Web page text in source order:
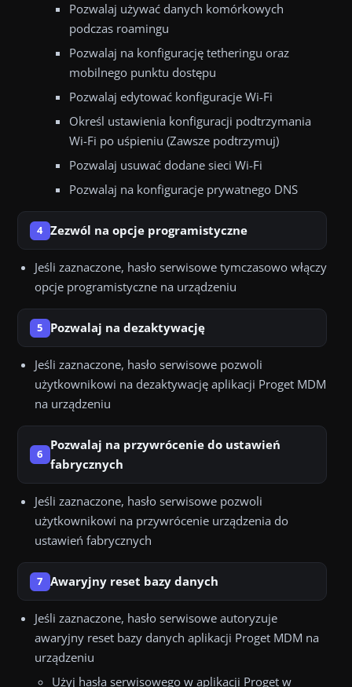
Pozwalaj używać danych komórkowych
podczas roamingu
Pozwalaj na konfigurację tetheringu oraz
mobilnego punktu dostępu
Pozwalaj edytować konfiguracje Wi-Fi
Określ ustawienia konfiguracji podtrzymania
Wi-Fi po uśpieniu (Zawsze podtrzymuj)
Pozwalaj usuwać dodane sieci Wi-Fi
Pozwalaj na konfiguracje prywatnego DNS
4 Zezwól na opcje programistyczne
Jeśli zaznaczone, hasło serwisowe tymczasowo włączy
opcje programistyczne na urządzeniu
5 Pozwalaj na dezaktywację
Jeśli zaznaczone, hasło serwisowe pozwoli
użytkownikowi na dezaktywację aplikacji Proget MDM
na urządzeniu
6
Pozwalaj na przywrócenie do ustawień
fabrycznych
Jeśli zaznaczone, hasło serwisowe pozwoli
użytkownikowi na przywrócenie urządzenia do
ustawień fabrycznych
7 Awaryjny reset bazy danych
Jeśli zaznaczone, hasło serwisowe autoryzuje
awaryjny reset bazy danych aplikacji Proget MDM na
urządzeniu
Użyj hasła serwisowego w aplikacji Proget w